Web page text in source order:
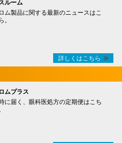
ルーム
ム製品に関する最新のニュースはこ
。
詳しくはこちら
ムプラス
に届く、眼科医処方の定期便はこち